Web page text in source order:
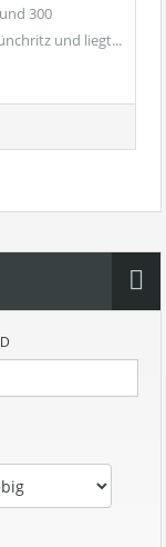
300
und liegt...